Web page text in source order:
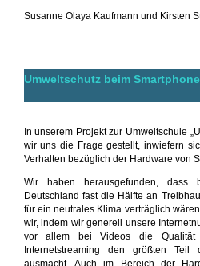
Susanne Olaya Kaufmann und Kirsten
Umweltschutz beim
In unserem Projekt zur Umweltschule
wir uns die Frage gestellt, inwiefern
Verhalten bezüglich der Hardware von
Wir haben herausgefunden, dass
Deutschland fast die Hälfte an
für ein neutrales Klima verträglich
wir, indem wir generell unsere
vor allem bei Videos die Qualität
Internetstreaming den größten